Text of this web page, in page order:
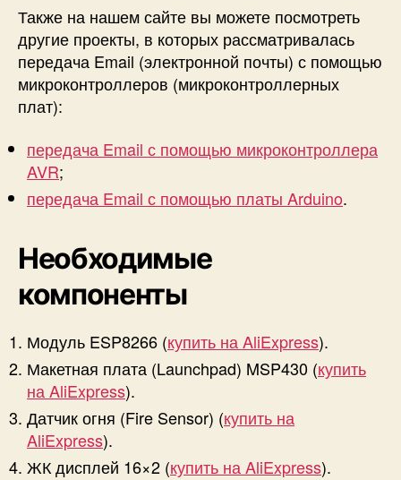
т
н
й
п
т
M
S
Также на нашем сайте вы можете посмотреть
другие проекты, в которых рассматривалась
передача Email (электронной почты) с помощью
микроконтроллеров (микроконтроллерных
плат):
передача Email с помощью микроконтроллера
AVR;
передача Email с помощью платы Arduino.
Необходимые
компоненты
Модуль ESP8266 (купить на AliExpress).
Макетная плата (Launchpad) MSP430 (купить
на AliExpress).
Датчик огня (Fire Sensor) (купить на
AliExpress).
ЖК дисплей 16×2 (купить на AliExpress).